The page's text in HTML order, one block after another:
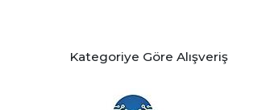
Kategoriye Göre Alışveriş